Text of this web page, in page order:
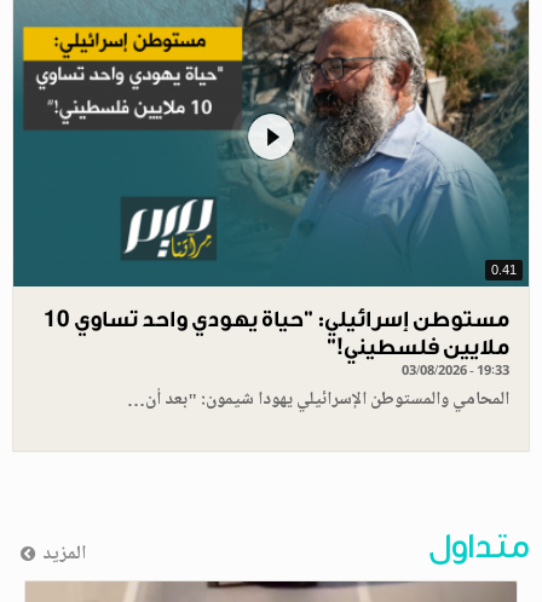
0.41
مستوطن إسرائيلي: "حياة يهودي واحد تساوي 10
ملايين فلسطيني!”
03/08/2026 - 19:33
المحامي والمستوطن الإسرائيلي يهودا شيمون: "بعد أن…
متداول المزيد